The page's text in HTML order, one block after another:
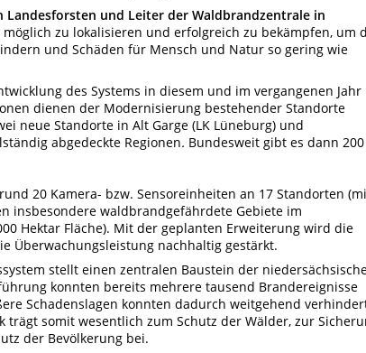
und Leiter der Waldbrandzentrale in
zu lokalisieren und erfolgreich zu bekämpfen, um
und Schäden für Mensch und Natur so gering wie
des Systems in diesem und im vergangenen Jahr
dienen der Modernisierung bestehender Standorte
neue Standorte in Alt Garge (LK Lüneburg) und
abgedeckte Regionen. Bundesweit gibt es dann 200
20 Kamera- bzw. Sensoreinheiten an 17 Standorten
insbesondere waldbrandgefährdete Gebiete im
Hektar Fläche). Mit der geplanten Erweiterung wird die
Überwachungsleistung nachhaltig gestärkt.
stellt einen zentralen Baustein der
konnten bereits mehrere tausend Brandereignisse
Schadenslagen konnten dadurch weitgehend
trägt somit wesentlich zum Schutz der Wälder, zur
der Bevölkerung bei.